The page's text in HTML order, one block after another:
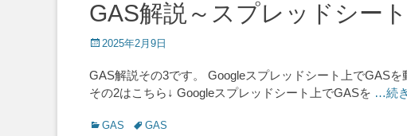
GAS解説～スプレッドシー
Posted
2025年2月9日
GAS解説その3です。 Googleスプレッドシート上でGAS
その2はこちら↓ Googleスプレッドシート上でGASを …続
Categories
GAS TagsGAS